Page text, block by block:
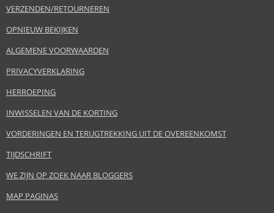
VERZENDEN/RETOURNEREN
OPNIEUW BEKIJKEN
ALGEMENE VOORWAARDEN
PRIVACYVERKLARING
HERROEPING
INWISSELEN VAN DE KORTING
VORDERINGEN EN TERUGTREKKING UIT DE OVEREENKOMST
TIJDSCHRIFT
WE ZIJN OP ZOEK NAAR BLOGGERS
MAP PAGINAS